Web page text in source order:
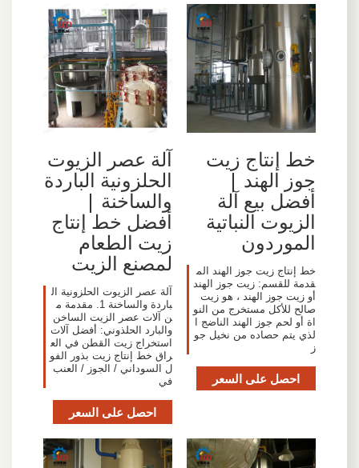
خط إنتاج زيت
جوز الهند |
أفضل بيع آلة
الزيوت النباتية
الموردون
خط إنتاج زيت جوز الهند الم
قدمة للقسم: زيت جوز الهند
أو زيت جوز الهند ، هو زيت
صالح للأكل مستخرج من النو
اة أو لحم جوز الهند الناضج ا
لذي يتم حصاده من نخيل جو
ز
احصل على السعر
آلة عصر الزيوت
الحلزونية الباردة
والساخنة |
أفضل خط إنتاج
زيت الطعام
لمصنع الزيت
آلة عصر الزيوت الحلزونية ال
باردة والساخنة 1. مقدمة م
ن آلات عصر الزيت الساخن
والبارد الحلذوني: أفضل آلات
استخراج زيت القطن في الع
راق خط إنتاج زيت بذور الفو
ل السوداني / الجوز / العنب
في
احصل على السعر